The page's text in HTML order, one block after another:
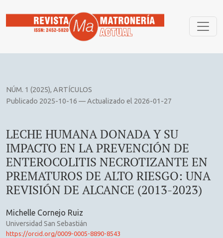
NÚM. 1 (2025), ARTÍCULOS
LECHE HUMANA DONADA Y SU
IMPACTO EN LA PREVENCIÓN DE
ENTEROCOLITIS NECROTIZANTE EN
PREMATUROS DE ALTO RIESGO: UNA
REVISIÓN DE ALCANCE (2013-2023)
Publicado 2025-10-16 — Actualizado el 2026-01-27
Michelle Cornejo Ruiz
Universidad San Sebastián
https://orcid.org/0009-0005-8890-8543